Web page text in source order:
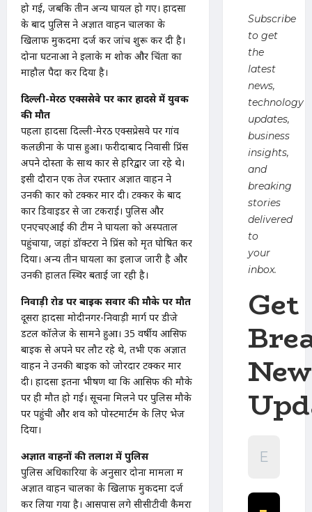
हो गई, जबकि तीन अन्य घायल हो गए। हादसों
के बाद पुलिस ने अज्ञात वाहन चालकों के
खिलाफ मुकदमा दर्ज कर जांच शुरू कर दी है।
दोनों घटनाओं ने इलाके में शोक और चिंता का
माहौल पैदा कर दिया है।
दिल्ली-मेरठ एक्सप्रेसवे पर कार हादसे में युवक
की मौत
पहला हादसा दिल्ली-मेरठ एक्सप्रेसवे पर गांव
कलछीना के पास हुआ। फरीदाबाद निवासी प्रिंस
अपने दोस्तों के साथ कार से हरिद्वार जा रहे थे।
इसी दौरान एक तेज रफ्तार अज्ञात वाहन ने
उनकी कार को टक्कर मार दी। टक्कर के बाद
कार डिवाइडर से जा टकराई। पुलिस और
एनएचएआई की टीम ने घायलों को अस्पताल
पहुंचाया, जहां डॉक्टरों ने प्रिंस को मृत घोषित कर
दिया। अन्य तीन घायलों का इलाज जारी है और
उनकी हालत स्थिर बताई जा रही है।
निवाड़ी रोड पर बाइक सवार की मौके पर मौत
दूसरा हादसा मोदीनगर-निवाड़ी मार्ग पर डीजे
डेंटल कॉलेज के सामने हुआ। 35 वर्षीय आसिफ
बाइक से अपने घर लौट रहे थे, तभी एक अज्ञात
वाहन ने उनकी बाइक को जोरदार टक्कर मार
दी। हादसा इतना भीषण था कि आसिफ की मौके
पर ही मौत हो गई। सूचना मिलने पर पुलिस मौके
पर पहुंची और शव को पोस्टमार्टम के लिए भेज
दिया।
अज्ञात वाहनों की तलाश में पुलिस
पुलिस अधिकारियों के अनुसार दोनों मामलों में
अज्ञात वाहन चालकों के खिलाफ मुकदमा दर्ज
कर लिया गया है। आसपास लगे सीसीटीवी कैमरों
Subscribe
to get
the
latest
news,
technology
updates,
business
insights,
and
breaking
stories
delivered
to
your
inbox.
Get